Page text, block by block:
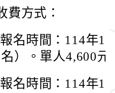
費方式：
名時間：114年
名）。單人4,600
名時間：114年